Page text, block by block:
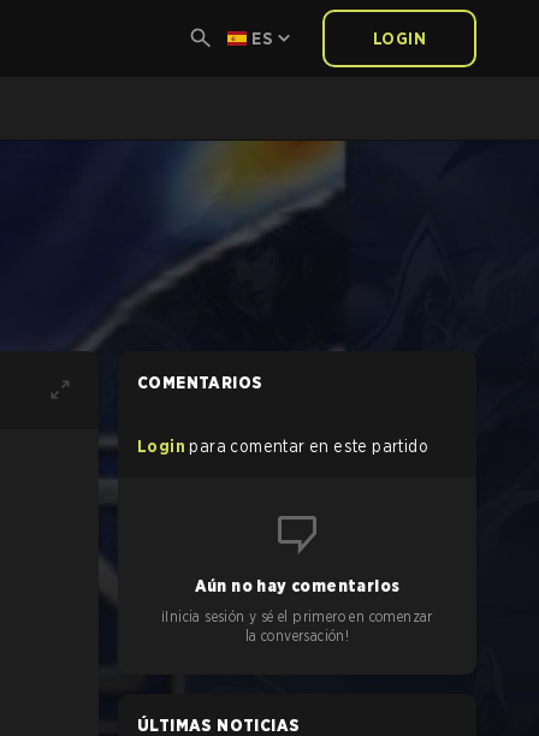
ES LOGIN
COMENTARIOS
Login para comentar en este partido
Aún no hay comentarios
¡Inicia sesión y sé el primero en comenzar
la conversación!
ÚLTIMAS NOTICIAS